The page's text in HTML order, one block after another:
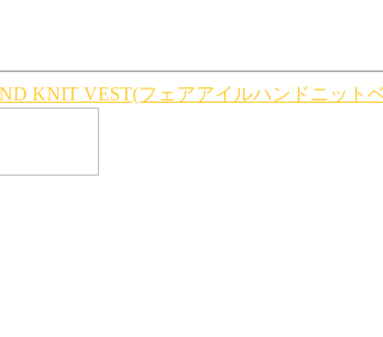
KNIT VEST(フェアアイルハンドニットベ